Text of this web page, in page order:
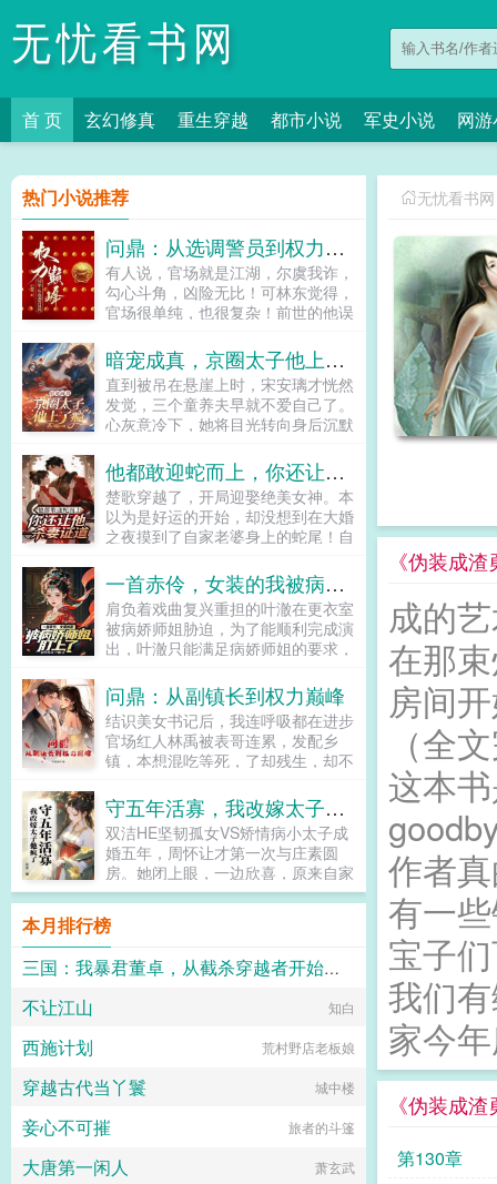
无忧看书网
首 页 玄幻修真 重生穿越 都市小说 军史小说 网
无忧看书网
《伪装成
成的
在那
房间
（全
这本
作者
有一
宝子
我们
家今
《伪装成
第130章
热门小说推荐
问鼎：从选调警员到权力巅峰
有人说，官场就是江湖，尔虞我诈，
勾心斗角，凶险无比！可林东觉得，
官场很单纯，也很复杂！前世的他误
今世归来，早已深谙官场之道！且看
林东如何在错综复杂的官场之中两袖
清风，洁身自好，步入青云路！...
暗宠成真，京圈太子他上了瘾
直到被吊在悬崖上时，宋安璃才恍然
发觉，三个童养夫早就不爱自己了。
心灰意冷下，她将目光转向身后沉默
和我结婚，三年后给你一个亿。男人
垂眸掩住眼底暗涌，哑声应下好。没
人知道，这位看似卑微的保镖，实则
是京圈隐姓埋名的太子爷。他曾被她
救于泥泞，自此甘愿俯首为臣，只为
她回头，我爱的人自始至终都是你。
未婚夫二号红着眼发疯，明明你该嫁
的人是我！未婚夫三号痛哭流涕，是
我眼瞎，原谅我好不好？宋安璃却摸
勾勾手指。就不怕我真的跑了？男人
将她揽入怀中，轻轻摩挲颈侧红痕。
那你逃跑的时候，记得把我也带
上。...
他都敢迎蛇而上，你还让他杀妻证道？
楚歌穿越了，开局迎娶绝美女神。本
以为是好运的开始，却没想到在大婚
之夜摸到了自家老婆身上的蛇尾！自
一个神秘的选择框突然出现。选择
一，转身就逃。奖励气运加身，长命
百岁，终生不再遭遇妖魔鬼怪！选择
二，杀妻证道。奖励三花聚顶，五气
朝元，获得老天师修为！滚你X的！
叫我杀妻证道？楚歌怒了。他选择迎
蛇而上！！！...
一首赤伶，女装的我被病娇师姐盯上了
肩负着戏曲复兴重担的叶澈在更衣室
被病娇师姐胁迫，为了能顺利完成演
出，叶澈只能满足病娇师姐的要求，
间，一曲赤伶引得百万网友为叶澈的
容颜痴迷国风因他而崛起！群星因他
而闪耀！白天，叶澈是全网追捧的国
风女神！晚上却要面对病娇师姐的疯
狂占有！爆火后，师姐扯开我的旗袍
明星魅力比我大吗？可吃都吃嘴里
了，这问题要怎么回答？原来太受欢
迎也是一种惩罚！...
问鼎：从副镇长到权力巅峰
结识美女书记后，我连呼吸都在进步
官场红人林禹被表哥连累，发配乡
镇，本想混吃等死，了却残生，却不
的林禹被处处针对。退无可退的林禹
抓住省上下发的政策机遇，一步步的
走到舞台中央。斗贪官，灭恶霸，抓
奸商，且看农村小子如何一路逆袭，
青云直上！...
守五年活寡，我改嫁太子他疯了
双洁HE坚韧孤女VS矫情病小太子成
婚五年，周怀让才第一次与庄素圆
房。她闭上眼，一边欣喜，原来自家
夫君不是不行，只是不想。一边紧
张，会不会疼？但她什么也没等到，
许芳菲轻轻一句话，就让周怀让对她
的满腔柔情散去。原来，相爱五年的
夫君爱上了别的女人。第二日，周怀
京城丢过来体验民生的公子哥，让她
让她劳神费力的补偿。公子哥一身矫
着，她农家出身，珍惜一米一粟，最
不行。后来，许芳菲夫君暴毙，被接
到头了。此时，公子哥却收敛了自己
本月排行榜
三国：我暴君董卓，从截杀穿越者开始称霸
沉海
不让江山 知白
西施计划 荒村野店老板娘
穿越古代当丫鬟 城中楼
妾心不可摧 旅者的斗篷
大唐第一闲人 萧玄武